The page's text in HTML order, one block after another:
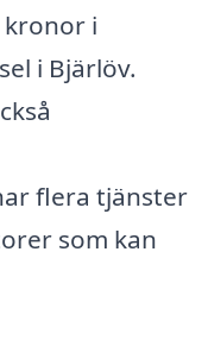
kronor i
i Bjärlöv.
flera tjänster
som kan